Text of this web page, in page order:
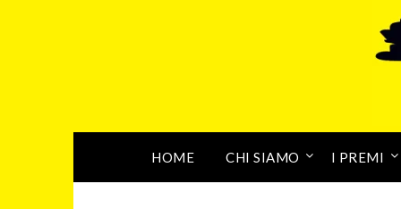
HOME CHI SIAMO I PREMI